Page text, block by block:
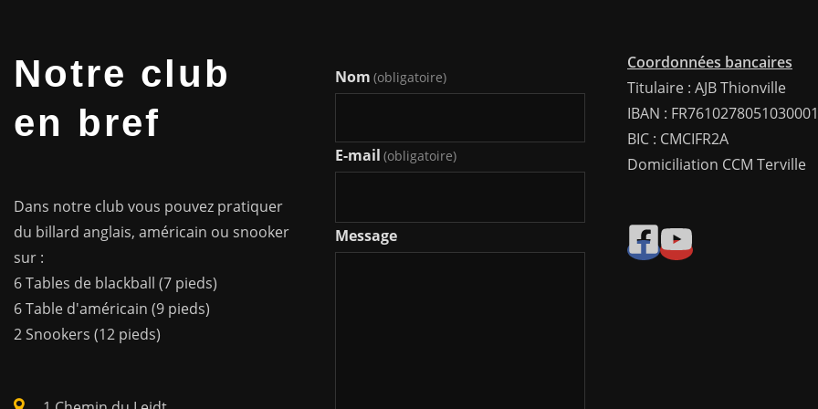
Notre club
en bref
Dans notre club vous pouvez pratiquer
du billard anglais, américain ou snooker
sur :
6 Tables de blackball (7 pieds)
6 Table d'américain (9 pieds)
2 Snookers (12 pieds)
Nom (obligatoire)
E-mail (obligatoire)
Message
Coordonnées bancaires
Titulaire : AJB Thionville
IBAN :
BIC : CMCIFR2A
Domiciliation CCM Terville